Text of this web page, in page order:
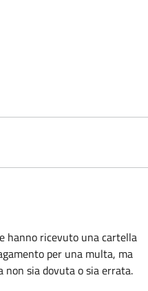
hanno ricevuto una cartella
per una multa, ma
non sia dovuta o sia errata.